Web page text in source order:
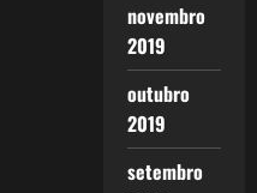
novembro
2019
outubro
2019
setembro